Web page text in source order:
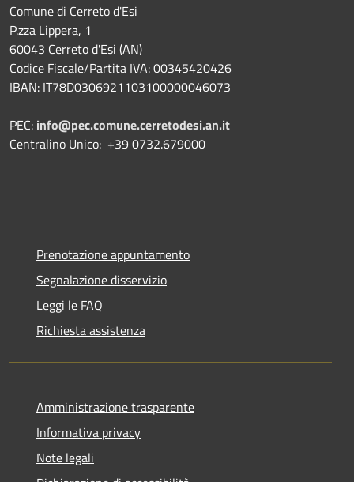
Comune di Cerreto d'Esi
P.zza Lippera, 1
60043 Cerreto d'Esi (AN)
Codice Fiscale/Partita IVA: 00345420426
IBAN: IT78D0306921103100000046073
PEC: info@pec.comune.cerretodesi.an.it
Centralino Unico: +39 0732.679000
Prenotazione appuntamento
Segnalazione disservizio
Leggi le FAQ
Richiesta assistenza
Amministrazione trasparente
Informativa privacy
Note legali